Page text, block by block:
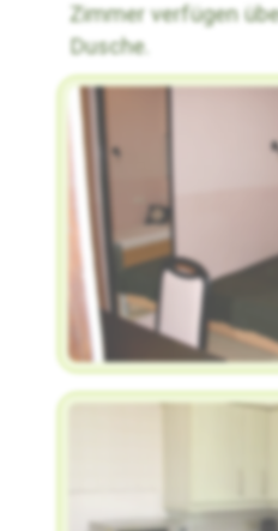
Zimmer verfügen
Dusche.